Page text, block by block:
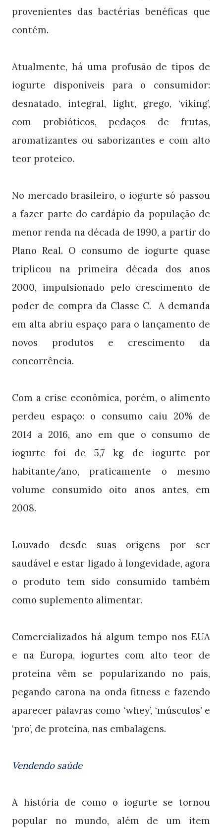
provenientes das bactérias benéficas que
contém.
Atualmente, há uma profusão de tipos de
iogurte disponíveis para o consumidor:
desnatado, integral, light, grego, ‘viking’,
com probióticos, pedaços de frutas,
aromatizantes ou saborizantes e com alto
teor proteico.
No mercado brasileiro, o iogurte só passou
a fazer parte do cardápio da população de
menor renda na década de 1990, a partir do
Plano Real. O consumo de iogurte quase
triplicou na primeira década dos anos
2000, impulsionado pelo crescimento de
poder de compra da Classe C. A demanda
em alta abriu espaço para o lançamento de
novos produtos e crescimento da
concorrência.
Com a crise econômica, porém, o alimento
perdeu espaço: o consumo caiu 20% de
2014 a 2016, ano em que o consumo de
iogurte foi de 5,7 kg de iogurte por
habitante/ano, praticamente o mesmo
volume consumido oito anos antes, em
2008.
Louvado desde suas origens por ser
saudável e estar ligado à longevidade, agora
o produto tem sido consumido também
como suplemento alimentar.
Comercializados há algum tempo nos EUA
e na Europa, iogurtes com alto teor de
proteína vêm se popularizando no país,
pegando carona na onda fitness e fazendo
aparecer palavras como ‘whey’, ‘músculos’ e
‘pro’, de proteína, nas embalagens.
Vendendo saúde
A história de como o iogurte se tornou
popular no mundo, além de um item